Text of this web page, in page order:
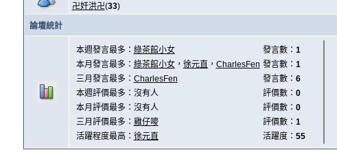
卍奸洪卍(33)
論壇統計
本週發言最多： 綠茶館小女 發言數： 1
本月發言最多： 綠茶館小女， 徐元直 ， CharlesFen 發言數： 1
三月發言最多： CharlesFen 發言數： 6
本週評價最多：沒有人
評價數： 0
本月評價最多：沒有人
評價數： 0
三月評價最多： 雞仔嘜 評價數： 1
活躍程度最高： 徐元直 活躍度： 55